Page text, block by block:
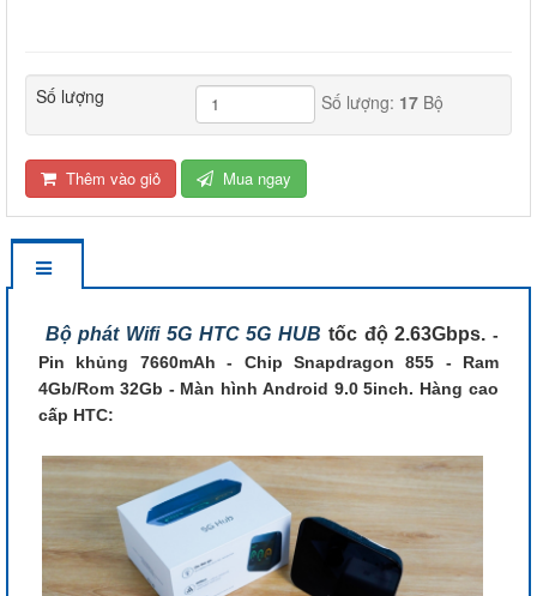
Số lượng Số lượng: 17Bộ
Thêm vào giỏ Mua ngay
Bộ phát Wifi 5G HTC 5G HUB tốc độ 2.63Gbps.-
Pin khủng 7660mAh - Chip Snapdragon 855 - Ram
4Gb/Rom 32Gb - Màn hình Android 9.0 5inch. Hàng cao
cấp HTC: